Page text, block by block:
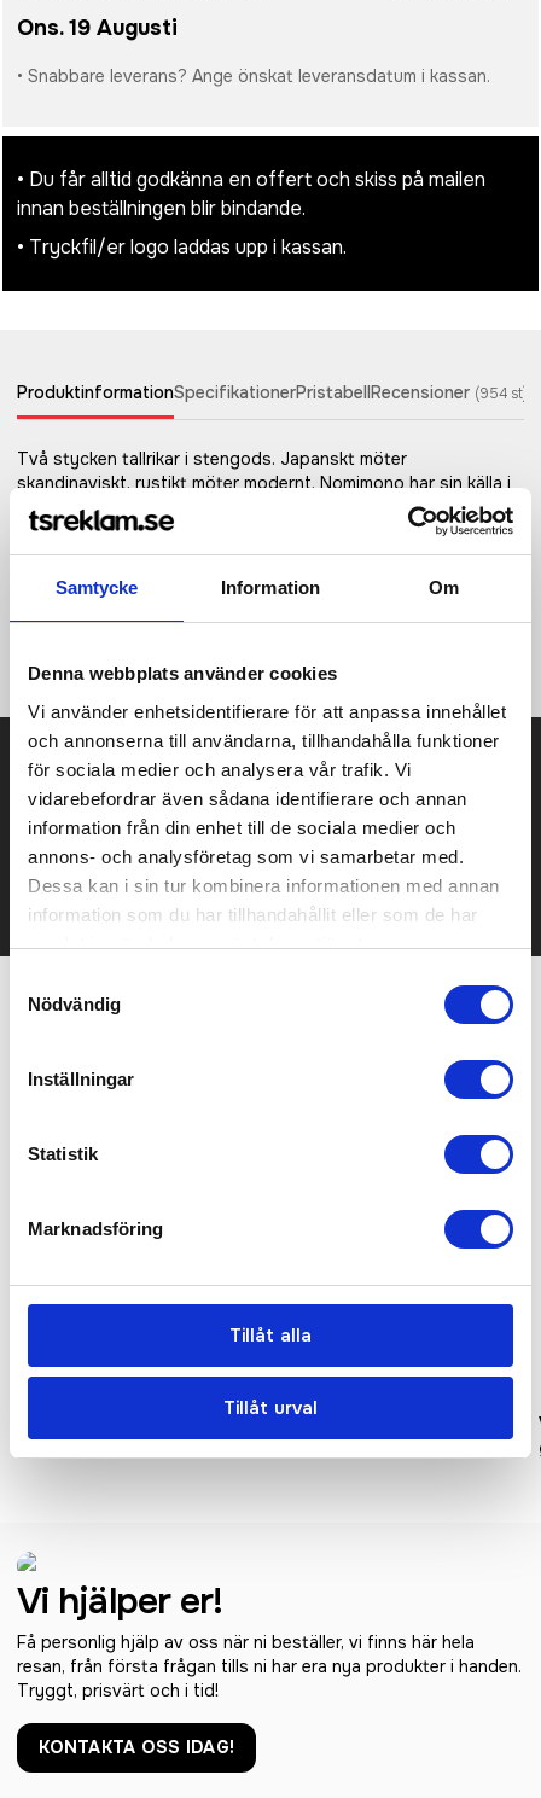
Samtycke Information Om
Denna webbplats använder cookies
Vi använder enhetsidentifierare för att anpassa innehållet
och annonserna till användarna, tillhandahålla funktioner
för sociala medier och analysera vår trafik. Vi
vidarebefordrar även sådana identifierare och annan
information från din enhet till de sociala medier och
annons- och analysföretag som vi samarbetar med.
Dessa kan i sin tur kombinera informationen med annan
information som du har tillhandahållit eller som de har
samlat in när du har använt deras tjänster.
Nödvändig
Inställningar
Statistik
Marknadsföring
Tillåt alla
Tillåt urval
Ons. 19 Augusti
• Snabbare leverans? Ange önskat leveransdatum i kassan.
• Du får alltid godkänna en offert och skiss på mailen
innan beställningen blir bindande.
• Tryckfil/er logo laddas upp i kassan.
ProduktinformationSpecifikationerPristabellRecensioner (954 st)
Två stycken tallrikar i stengods. Japanskt möter
skandinaviskt, rustikt möter modernt. Nomimono har sin källa i
naturen och jorden runt om oss, vilket gett inspiration till
denna rustika serie i naturnära, jordiga toner där inget objekt
är det andra likt. Varje produkt är skapat i handgjort stengods
som glaserats tre gånger för rätt finish. Det gör varje produkt
unik, vilket också är en stor del av Nomimonos charm.
Samlarobjekt för en jordnära och inspirerande servering.
Prisuppgift på mailen?
Kontakta oss här för att få förslag på produkt och pris över
mailen.
Det går också utmärkt att bara ställa frågor!
KONTAKTA OSS
Vi hjälper er!
Få personlig hjälp av oss när ni beställer, vi finns här hela
resan, från första frågan tills ni har era nya produkter i handen.
Tryggt, prisvärt och i tid!
KONTAKTA OSS IDAG!